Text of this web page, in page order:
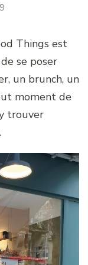
Things est
se poser
un brunch, un
moment de
trouver